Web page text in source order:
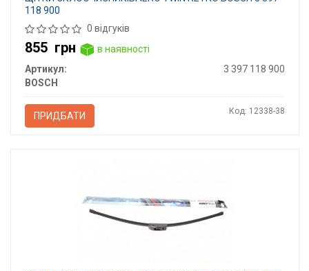
118 900
0 відгуків
855 грн
в наявності
Артикул:
3 397 118 900
BOSCH
ПРИДБАТИ Код: 12338-38